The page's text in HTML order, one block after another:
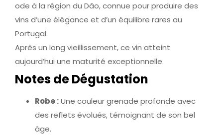
ode à la région du Dão, connue pour produire des
vins d’une élégance et d’un équilibre rares au
Portugal.
Après un long vieillissement, ce vin atteint
aujourd’hui une maturité exceptionnelle.
Notes de Dégustation
Robe :Une couleur grenade profonde avec
des reflets évolués, témoignant de son bel
âge.